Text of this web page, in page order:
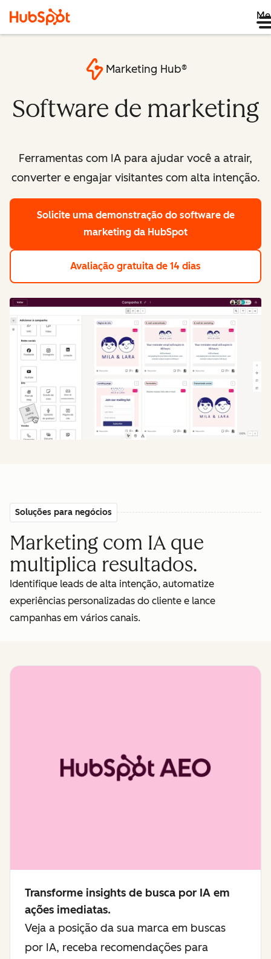
Marketing Hub®
Software de marketing
Ferramentas com IA para ajudar você a atrair,
converter e engajar visitantes com alta intenção.
Solicite uma demonstração do software de
marketing da HubSpot
Avaliação gratuita de 14 dias
Soluções para negócios
Marketing com IA que
multiplica resultados.
Identifique leads de alta intenção, automatize
experiências personalizadas do cliente e lance
campanhas em vários canais.
Transforme insights de busca por IA em
ações imediatas.
Veja a posição da sua marca em buscas
por IA, receba recomendações para